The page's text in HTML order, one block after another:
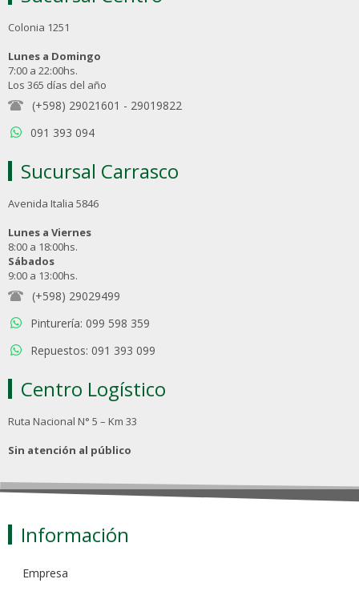
Colonia 1251
Lunes a Domingo
7:00 a 22:00hs.
Los 365 días del año
(+598) 29021601 - 29019822
091 393 094
Sucursal Carrasco
Avenida Italia 5846
Lunes a Viernes
8:00 a 18:00hs.
Sábados
9:00 a 13:00hs.
(+598) 29029499
Pinturería: 099 598 359
Repuestos: 091 393 099
Centro Logístico
Ruta Nacional N° 5 – Km 33
Sin atención al público
Información
Empresa